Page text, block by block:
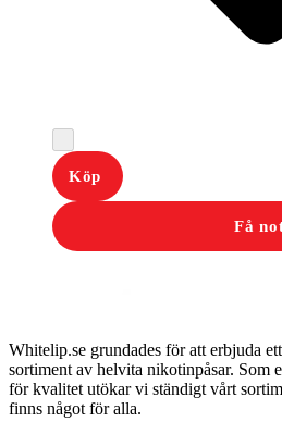
Köp
Få
Whitelip.se grundades för att erbjuda
sortiment av helvita nikotinpåsar. Som
för kvalitet utökar vi ständigt vårt
finns något för alla.